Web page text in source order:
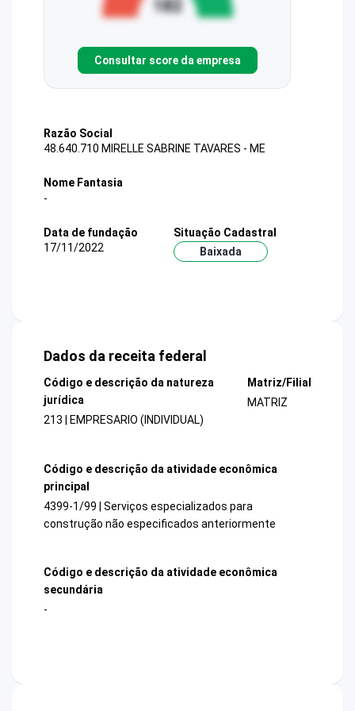
Consultar score da empresa
Razão Social
48.640.710 MIRELLE SABRINE TAVARES - ME
Nome Fantasia
-
Data de fundação
17/11/2022
Situação Cadastral
Baixada
Dados da receita federal
Código e descrição da natureza
jurídica
213 | EMPRESARIO (INDIVIDUAL)
Matriz/Filial
MATRIZ
Código e descrição da atividade econômica
principal
4399-1/99 | Serviços especializados para
construção não especificados anteriormente
Código e descrição da atividade econômica
secundária
-